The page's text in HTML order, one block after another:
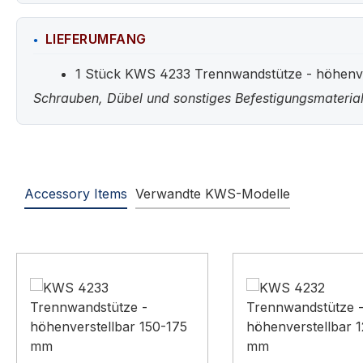
LIEFERUMFANG
1 Stück KWS 4233 Trennwandstütze -
Schrauben, Dübel und sonstiges
Accessory Items Verwandte KWS-Modelle